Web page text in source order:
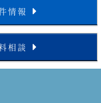
情報
相談